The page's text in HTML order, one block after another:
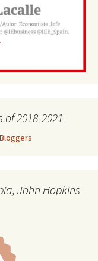
2018-2021
John Hopkins